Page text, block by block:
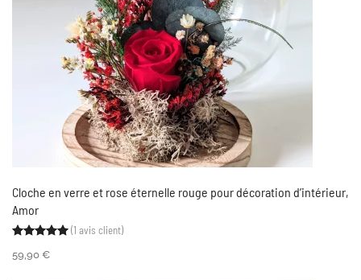
Cloche en verre et rose éternelle rouge pour décoration d’intérieur,
Amor
Noté 5.00sur 5 basé sur
1
(1 avis client)
59,90 €